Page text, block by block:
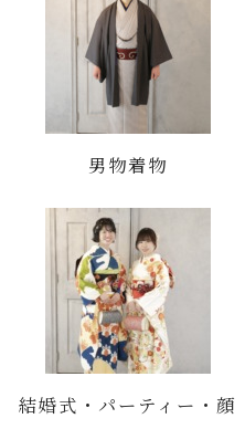
男物着物
結婚式・パーティー・顔